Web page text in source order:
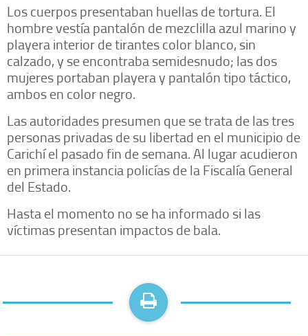
Los cuerpos presentaban huellas de tortura. El
hombre vestía pantalón de mezclilla azul marino y
playera interior de tirantes color blanco, sin
calzado, y se encontraba semidesnudo; las dos
mujeres portaban playera y pantalón tipo táctico,
ambos en color negro.
Las autoridades presumen que se trata de las tres
personas privadas de su libertad en el municipio de
Carichí el pasado fin de semana. Al lugar acudieron
en primera instancia policías de la Fiscalía General
del Estado.
Hasta el momento no se ha informado si las
víctimas presentan impactos de bala.